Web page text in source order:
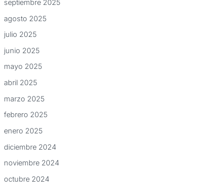
septiembre 2025
agosto 2025
julio 2025
junio 2025
mayo 2025
abril 2025
marzo 2025
febrero 2025
enero 2025
diciembre 2024
noviembre 2024
octubre 2024